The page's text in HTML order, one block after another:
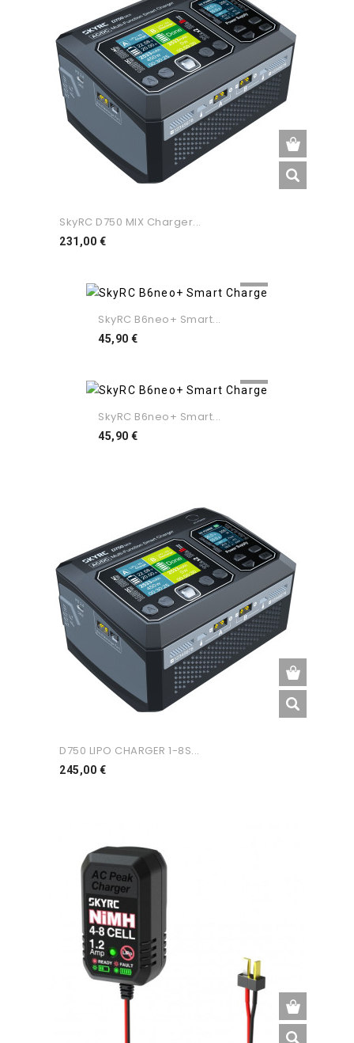
SkyRC D750 MIX Charger...
231,00 €Preço
SkyRC B6neo+ Smart...
45,90 €Preço
SkyRC B6neo+ Smart...
45,90 €Preço
D750 LIPO CHARGER 1-8S...
245,00 €Preço